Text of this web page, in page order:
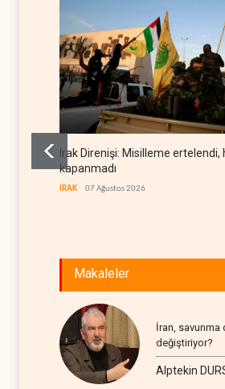
Irak Direnişi: Misilleme ertelendi,
kapanmadı
IRAK 07 Ağustos 2026
Makaleler
İran, savunma
değiştiriyor?
Alptekin